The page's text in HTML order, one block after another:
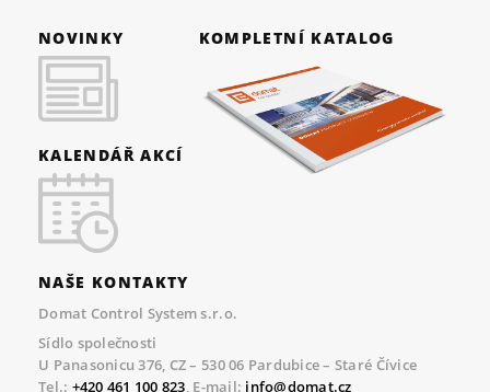
NOVINKY
KALENDÁŘ AKCÍ
KOMPLETNÍ KATALOG
NAŠE KONTAKTY
Domat Control System s.r.o.
Sídlo společnosti
U Panasonicu 376, CZ – 530 06 Pardubice – Staré Čívice
Tel.: +420 461 100 823, E-mail: info@domat.cz